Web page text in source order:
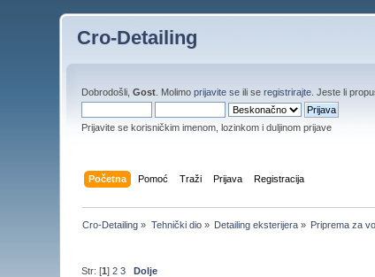
Cro-Detailing
Dobrodošli,Gost . Molimoprijavite se ili seregistrirajte . Jeste li
Prijavite se korisničkim imenom, lozinkom i duljinom prijave
Početna Pomoć Traži Prijava Registracija
Cro-Detailing » Tehnički dio» Detailing eksterijera » Priprema za
Str: [1]2 3 Dolje